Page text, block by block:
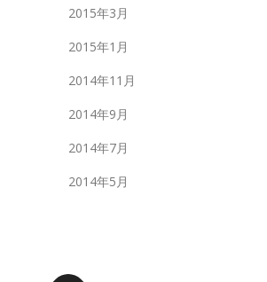
2015年3月
2015年1月
2014年11月
2014年9月
2014年7月
2014年5月